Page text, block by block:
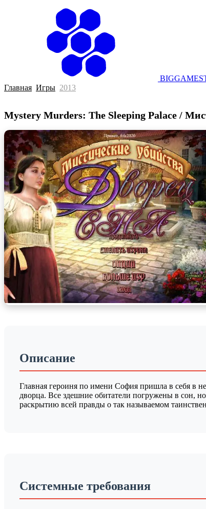
Главная Игры 2013
Mystery Murders: The Sleeping Palace /
Описание
Главная героиня по имени София пришла в себя в
дворца. Все здешние обитатели погружены в сон,
раскрытию всей правды о так называемом
Системные требования